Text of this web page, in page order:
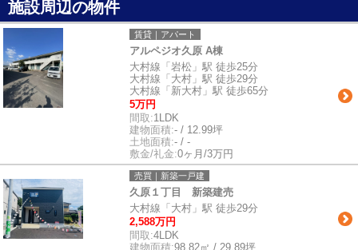
施設周辺の物件
賃貸｜アパート
アルペジオ久原 A棟
大村線「岩松」駅 徒歩25分
大村線「大村」駅 徒歩29分
大村線「新大村」駅 徒歩65分
5万円
間取:1LDK
建物面積:- / 12.99坪
土地面積:- / -
敷金/礼金:0ヶ月/3万円
売買｜新築一戸建
久原１丁目 新築建売
大村線「大村」駅 徒歩29分
2,588万円
間取:4LDK
建物面積:98.82㎡ / 29.89坪